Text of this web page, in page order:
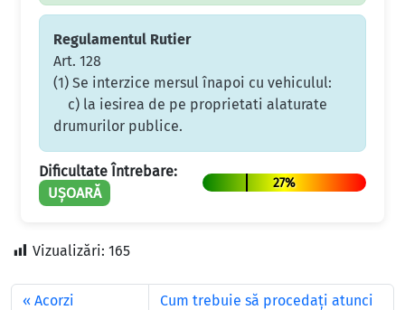
Regulamentul Rutier
Art. 128
(1) Se interzice mersul înapoi cu vehiculul:
c) la iesirea de pe proprietati alaturate
drumurilor publice.
Dificultate Întrebare:
UȘOARĂ
27%
Vizualizări: 165
Acorzi
Cum trebuie să procedaţi atunci